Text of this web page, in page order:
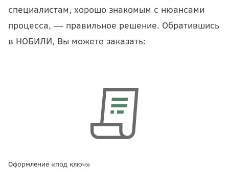
специалистам, хорошо знакомым с нюансами
процесса, — правильное решение. Обратившись
в НОБИЛИ, Вы можете заказать:
Оформление «под ключ»